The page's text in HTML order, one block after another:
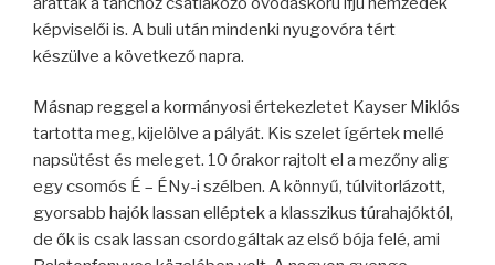
képviselői is. A buli után mindenki nyugovóra tért
készülve a következő napra.
Másnap reggel a kormányosi értekezletet Kayser Miklós
tartotta meg, kijelölve a pályát. Kis szelet ígértek mellé
napsütést és meleget. 10 órakor rajtolt el a mezőny alig
egy csomós É – ÉNy-i szélben. A könnyű, túlvitorlázott,
gyorsabb hajók lassan elléptek a klasszikus túrahajóktól,
de ők is csak lassan csordogáltak az első bója felé, ami